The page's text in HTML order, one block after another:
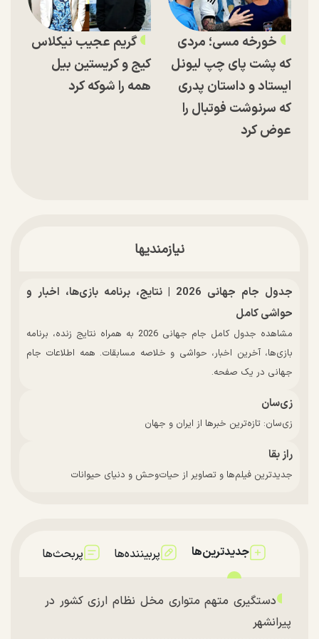
خورخه مسی؛ مردی
که پشت پای چپ لیونل
ایستاد و داستان پدری
که سرنوشت فوتبال را
عوض کرد
گریم عجیب نیکلاس
کیج و کریستین بیل
همه را شوکه کرد
نیازمندیها
جدول جام جهانی 2026 | نتایج، برنامه بازی‌ها، اخبار و
حواشی کامل
مشاهده جدول کامل جام جهانی 2026 به همراه نتایج زنده، برنامه
بازی‌ها، آخرین اخبار، حواشی و خلاصه مسابقات. همه اطلاعات جام
جهانی در یک صفحه.
زی‌سان
زی‌سان: تازه‌ترین خبرها از ایران و جهان
راز بقا
جدیدترین فیلم‌ها و تصاویر از حیات‌وحش و دنیای حیوانات
جدیدترین‌ها پربیننده‌ها پربحث‌ها
دستگیری متهم متواری مخل نظام ارزی کشور در
پیرانشهر